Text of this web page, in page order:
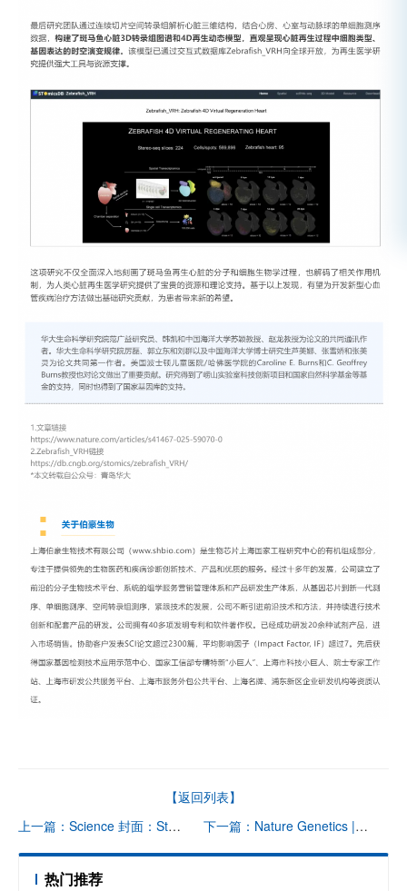
【返回列表】
上一篇：Science 封面：Stereo-seq 鉴定蝾螈端脑再生过程中的重要神经干细胞亚型
下一篇：Nature Genetics | Stereo-seq 助力构建小鼠肝脏稳态及再生模型的时空转录图谱
热门推荐